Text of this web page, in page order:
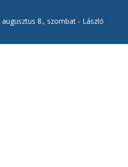
augusztus 8., szombat - László